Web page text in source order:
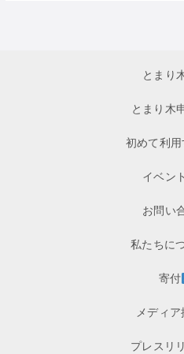
とまり
とまり木
初めて利
イベン
お問い
私たちに
寄付
メディア
プレスリ